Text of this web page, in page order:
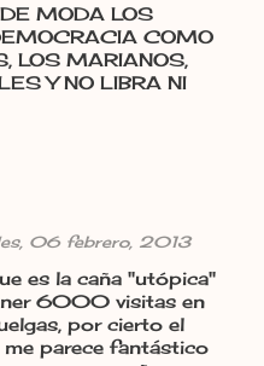
MODA LOS
COMO
LOS MARIANOS,
Y NO LIBRA NI
06 febrero, 2013
es la caña "utópica"
6000 visitas en
por cierto el
parece fantástico